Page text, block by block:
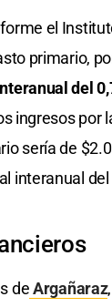
el
primario,
del
ingresos por
sería de
interanual del
deArgañaraz